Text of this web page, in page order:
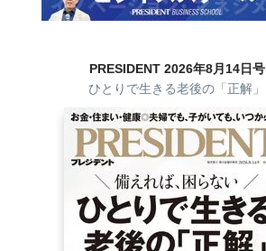
PRESIDENT 2026年8月14日号
ひとりで生きる老後の「正解」